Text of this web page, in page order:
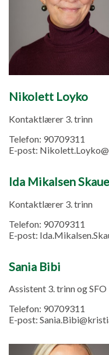
Nikolett Loyko
Kontaktlærer 3. trinn
Telefon: 90709311
E-post:
Ida Mikalsen
Kontaktlærer 3. trinn
Telefon: 90709311
E-post:
Sania Bibi
Assistent 3. trinn og SFO
Telefon: 90709311
E-post: